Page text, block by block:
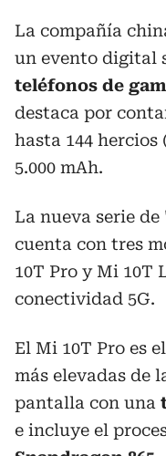
La compañía
un evento digital
teléfonos de
destaca por
hasta 144
5.000 mAh.
La nueva serie
cuenta con tres
10T Pro y Mi 10T
conectividad 5G.
El Mi 10T Pro es
más elevadas de
pantalla con una
e incluye el